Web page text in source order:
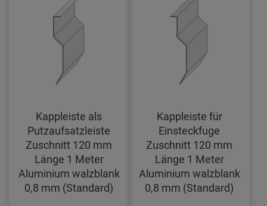
Kappleiste als
Putzaufsatzleiste
Zuschnitt 120 mm
Länge 1 Meter
Aluminium walzblank
0,8 mm (Standard)
Kappleiste für
Einsteckfuge
Zuschnitt 120 mm
Länge 1 Meter
Aluminium walzblank
0,8 mm (Standard)